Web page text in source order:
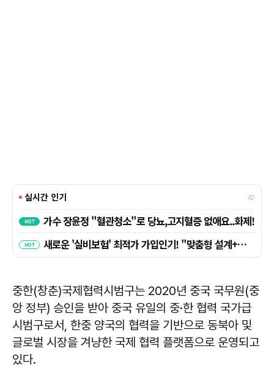
중한(창춘)국제협력시범구는 2020년 중국 국무원(중
앙 정부) 승인을 받아 중국 유일의 중·한 협력 국가급
시범구로서, 한중 양국의 협력을 기반으로 동북아 및
글로벌 시장을 겨냥한 국제 협력 플랫폼으로 운영되고
있다.